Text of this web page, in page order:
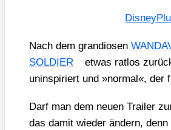
Nach dem gran­dio­sen
SOLDIER
etwas rat­los
unin­spi­riert und »nor­mal«,
Darf man dem neu­en Trai­ler
das damit wie­der ändern,